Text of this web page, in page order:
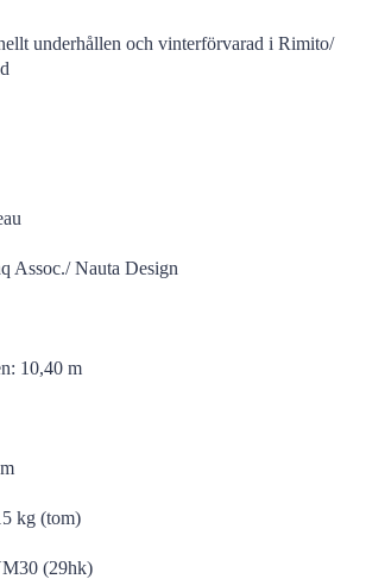
underhållen och vinterförvarad i Rimito/
Assoc./ Nauta Design
10,40 m
kg (tom)
(29hk)